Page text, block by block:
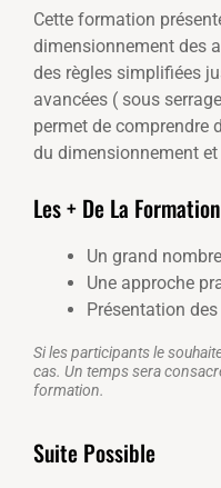
Cette formation
dimensionnement des
des règles simplifiées
avancées ( sous
permet de comprendre
du dimensionnement
Les + De La Formation
Un grand
Une approche
Présentation
Si les participants le
cas. Un temps sera
formation.
Suite Possible